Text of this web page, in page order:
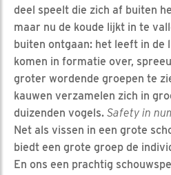
deel speelt die zich af buiten
maar nu de koude lijkt in te
buiten ontgaan: het leeft in de
komen in formatie over,
groter wordende groepen te
kauwen verzamelen zich in
duizenden vogels. Safety in
Net als vissen in een grote
biedt een grote groep de
En ons een prachtig